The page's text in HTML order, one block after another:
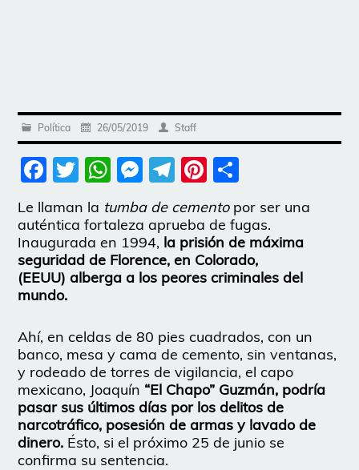
Política 26/05/2019 Staff
Facebook
Twitter
WhatsApp
Messenger
Telegram
Pinterest
Le llaman la tumba de cementopor ser una
auténtica fortaleza aprueba de fugas.
Inaugurada en 1994, la prisión de máxima
seguridad de Florence, en Colorado,
(EEUU) alberga a los peores criminales del
mundo.
Ahí, en celdas de 80 pies cuadrados, con un
banco, mesa y cama de cemento, sin ventanas,
y rodeado de torres de vigilancia, el capo
mexicano, Joaquín “El Chapo” Guzmán, podría
pasar sus últimos días por los delitos de
narcotráfico, posesión de armas y lavado de
dinero. Ésto, si el próximo 25 de junio se
confirma su sentencia.